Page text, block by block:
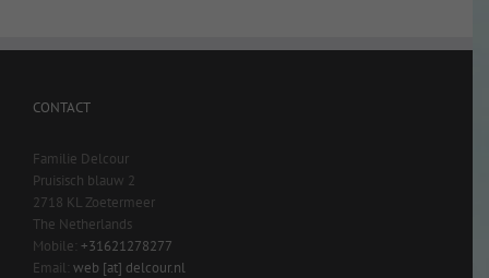
CONTACT
Familie Delcour
Pruisisch blauw 2
2718 KL Zoetermeer
The Netherlands
Mobile: +31621278277
Email: web [at] delcour.nl